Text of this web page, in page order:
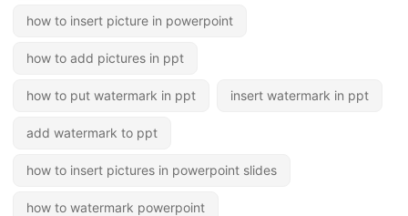
how to insert picture in powerpoint
how to add pictures in ppt
how to put watermark in ppt insert watermark in ppt
add watermark to ppt
how to insert pictures in powerpoint slides
how to watermark powerpoint